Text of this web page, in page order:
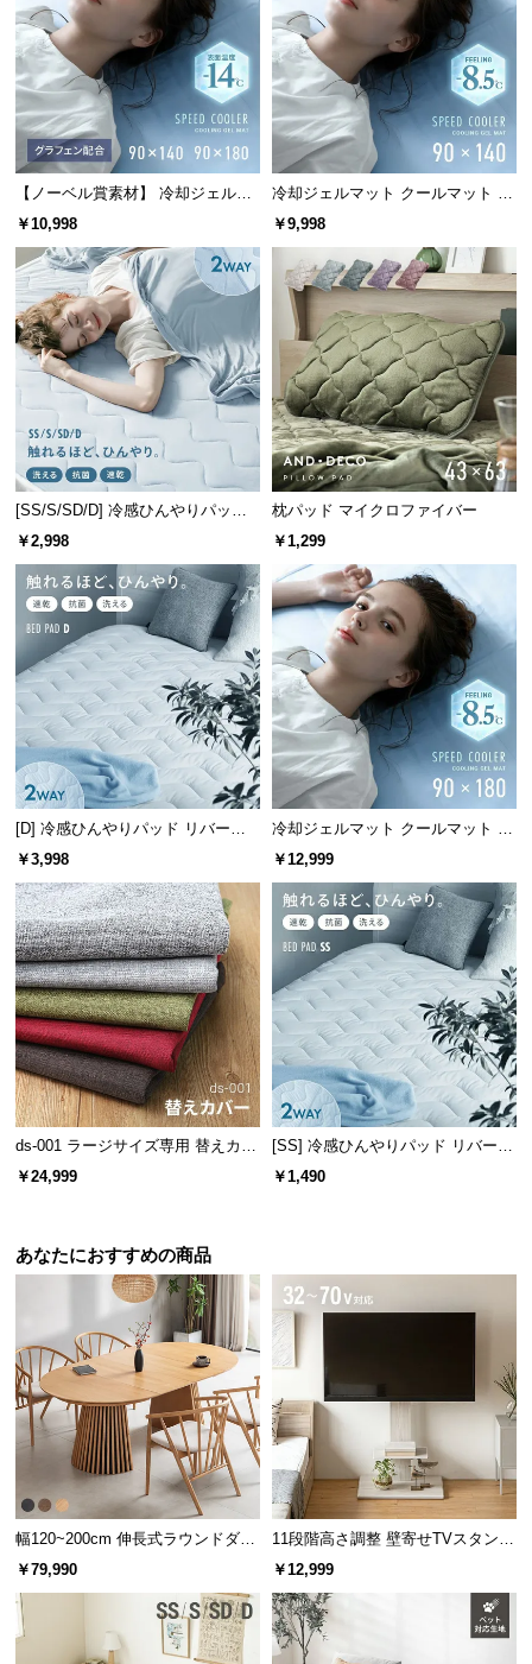
搬
入
経
路
に
つ
い
て
返
品・
キ
ャ
ン
セ
ル
に
つ
い
て
保
証
に
つ
て
会
員
規
約
に
つ
い
て
お
客
様
サ
ポ
知
ら
せ
ロ
グ
企
【ノーベル賞素材】 冷却ジェルマ
ット クールマット 表面温度-14℃
グラフェン配合タイプ
￥10,998
冷却ジェルマット クールマット プ
レミアムタイプ 90×140cm
￥9,998
[SS/S/SD/D] 冷感ひんやりパッド
リバーシブル 速乾 抗菌 洗える
￥2,998
枕パッド マイクロファイバー
￥1,299
[D] 冷感ひんやりパッド リバーシ
ブル 速乾 抗菌 洗える
￥3,998
冷却ジェルマット クールマット プ
レミアムタイプ 90×180cm
￥12,999
ds-001 ラージサイズ専用 替えカバ
ー
￥24,999
[SS] 冷感ひんやりパッド リバーシ
ブル 速乾 抗菌 洗える
￥1,490
あなたにおすすめの商品
幅120~200cm 伸長式ラウンドダイ
ニングテーブル 6人掛け 天然木突
￥79,990
11段階高さ調整 壁寄せTVスタンド
キャスター付き 上下左右角度調節
￥12,999